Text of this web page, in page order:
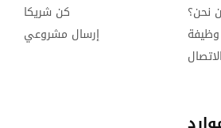
نحن؟
وظيفة
الاتصال
كن شريكا
إرسال مشروعي